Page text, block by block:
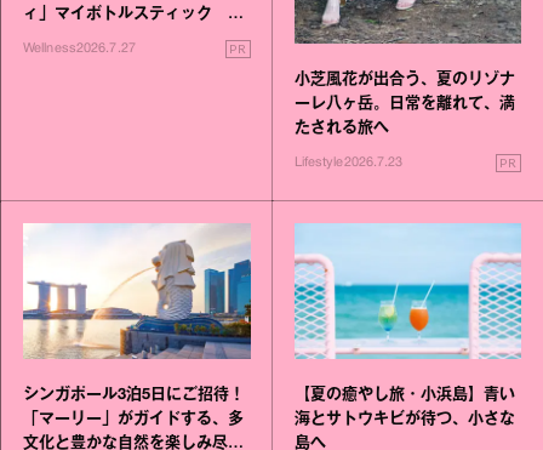
ィ」マイボトルスティック い
いこと毎日》シリーズが誕生
Wellness2026.7.27 PR
小芝風花が出合う、夏のリゾナ
ーレ八ヶ岳。日常を離れて、満
たされる旅へ
Lifestyle2026.7.23 PR
シンガポール3泊5日にご招待！
「マーリー」がガイドする、多
文化と豊かな自然を楽しみ尽く
【夏の癒やし旅・小浜島】青い
海とサトウキビが待つ、小さな
島へ